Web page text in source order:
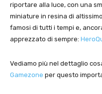
riportare alla luce, con una
miniature in resina di
famosi di tutti i tempi e,
apprezzato di sempre:
Vediamo più nel dettaglio
Gamezone per questo